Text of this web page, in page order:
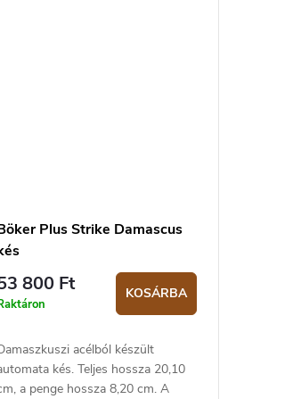
Plus Strike Damascus
800 Ft KOSÁRBA
acélból készült
kés. Teljes hossza 20,10
a penge hossza 8,20 cm. A